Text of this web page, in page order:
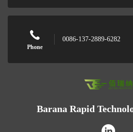
Phone
0086-137-2889-6282
Barana Rapid